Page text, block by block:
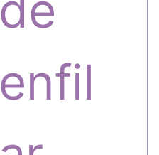
d
u
enfil